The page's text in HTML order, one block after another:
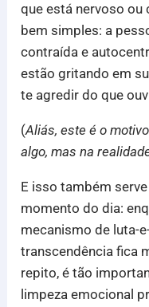
que está nervoso ou
bem simples: a
contraída e
estão gritando em
te agredir do que
(Aliás, este é o
algo, mas na
E isso também
momento do dia:
mecanismo de luta-
transcendência fica
repito, é tão
limpeza emocional